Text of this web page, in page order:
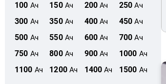
100 Ач 150Ач 200Ач 250 Ач
300 Ач 350Ач 400Ач 450 Ач
500 Ач 550Ач 600Ач 700 Ач
750 Ач 800Ач 900Ач 1000 Ач
1100 Ач 1200Ач 1400 Ач 1500 Ач